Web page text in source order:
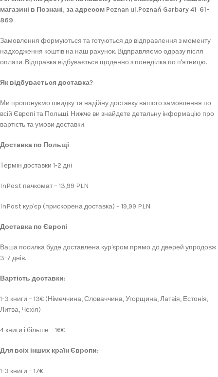
магазині в Познані, за адресом Poznan ul.Poznań Garbary 41 61-
869
Замовлення формуються та готуються до відправлення з моменту
надходження коштів на наш рахунок. Відправляємо одразу після
оплати. Відправка відбувається щоденно з понеділка по п'ятницю.
Як відбувається доставка?
Ми пропонуємо швидку та надійну доставку вашого замовлення по
всій Європі та Польщі. Нижче ви знайдете детальну інформацію про
вартість та умови доставки.
Доставка по Польщі
Термін доставки 1-2 дні
InPost пачкомат – 13,99 PLN
InPost кур'єр (прискорена доставка) – 19,99 PLN
Доставка по Європі
Ваша посилка буде доставлена кур'єром прямо до дверей упродовж
3-7 днів.
Вартість доставки:
1-3 книги – 13€ (Німеччина, Словаччина, Угорщина, Латвія, Естонія,
Литва, Чехія)
4 книги і більше – 16€
Для всіх інших країн Європи:
1-3 книги – 17€